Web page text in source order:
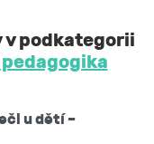
v podkategorii
u dětí –